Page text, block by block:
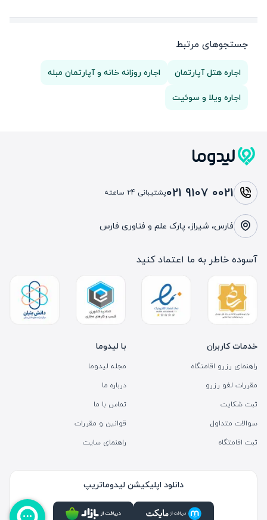
جستجوهای مرتبط
اجاره هتل آپارتمان
اجاره روزانه خانه و آپارتمان مبله
اجاره ویلا و سوئیت
خدمات کاربران
راهنمای رزرو اقامتگاه
مقررات لغو رزرو
ثبت شکایت
سوالات متداول
ثبت اقامتگاه
با لیدوما
مجله لیدوما
درباره ما
تماس با ما
قوانین و مقررات
راهنمای سایت
021 9107 0021پشتیبانی 24 ساعته
فارس، شیراز، پارک علم و فناوری فارس
آسوده خاطر به ما اعتماد کنید
دانلود اپلیکیشن لیدوماتریپ